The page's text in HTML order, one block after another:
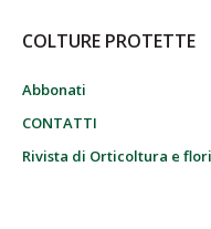
COLTURE PROTETTE
Abbonati
CONTATTI
Rivista di Orticoltura e